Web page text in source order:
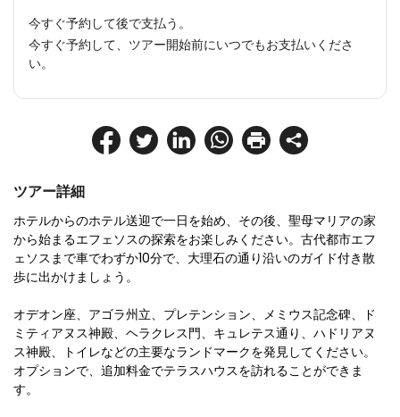
ツアー詳細
ホテルからのホテル送迎で一日を始め、その後、聖母マリアの家
から始まるエフェソスの探索をお楽しみください。古代都市エフ
ェソスまで車でわずか10分で、大理石の通り沿いのガイド付き散
歩に出かけましょう。
オデオン座、アゴラ州立、プレテンション、メミウス記念碑、ド
ミティアヌス神殿、ヘラクレス門、キュレテス通り、ハドリアヌ
ス神殿、トイレなどの主要なランドマークを発見してください。
オプションで、追加料金でテラスハウスを訪れることができま
す。
今すぐ予約して後で支払う。
今すぐ予約して、ツアー開始前にいつでもお支払いくださ
い。